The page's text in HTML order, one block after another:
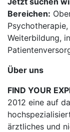
Bereichen:
Weiterbildung,
Über uns
FIND YOUR
2012 eine auf
ärztliches und